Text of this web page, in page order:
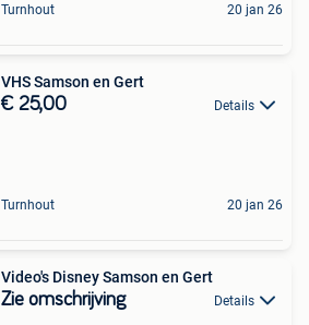
Turnhout 20 jan 26
VHS Samson en Gert
€ 25,00 Details
Turnhout 20 jan 26
Video's Disney Samson en Gert
Zie omschrijving Details